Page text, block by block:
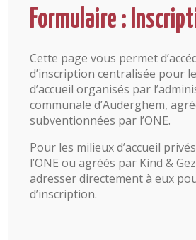
Formulaire :
Cette page vous permet
d’inscription centralisée pour
d’accueil organisés par
communale d’Auderghem,
subventionnées par l’ONE.
Pour les milieux d’accueil
l’ONE ou agréés par Kind &
adresser directement à eux
d’inscription.